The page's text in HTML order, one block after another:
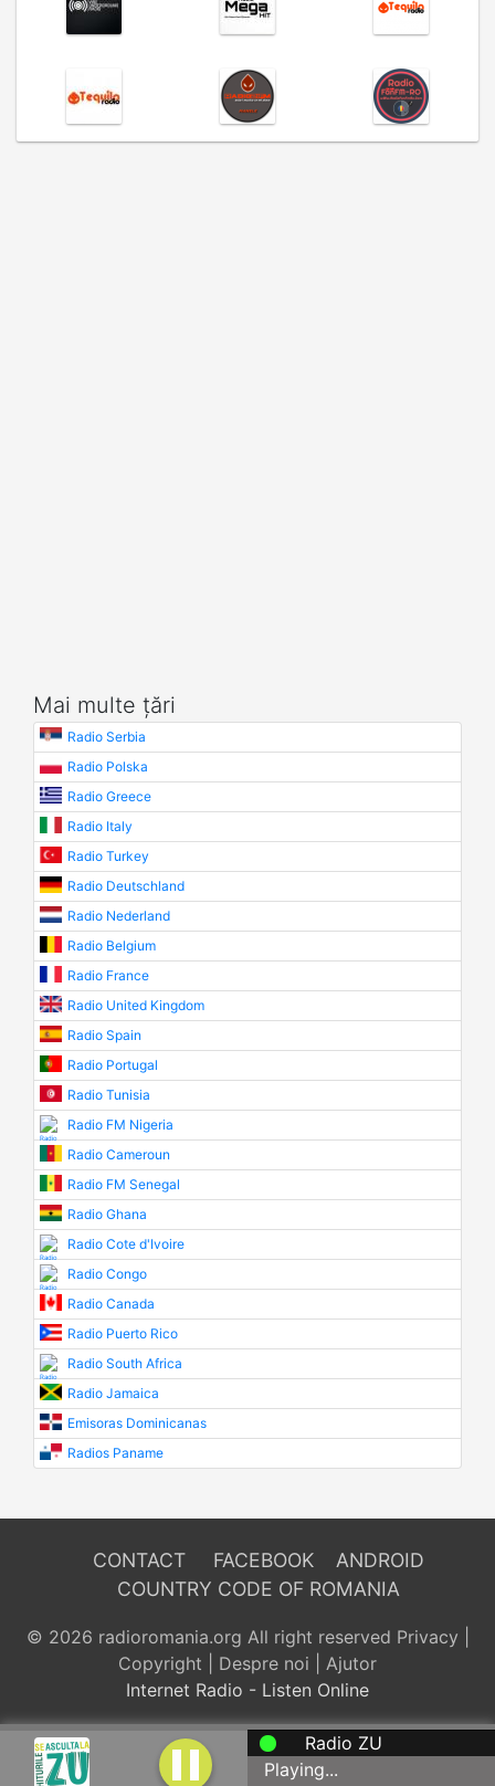
Mai multe țări
Radio Serbia
Radio Polska
Radio Greece
Radio Italy
Radio Turkey
Radio Deutschland
Radio Nederland
Radio Belgium
Radio France
Radio United Kingdom
Radio Spain
Radio Portugal
Radio Tunisia
Radio FM Nigeria
Radio Cameroun
Radio FM Senegal
Radio Ghana
Radio Cote d'Ivoire
Radio Congo
Radio Canada
Radio Puerto Rico
Radio South Africa
Radio Jamaica
Emisoras Dominicanas
Radios Paname
CONTACT FACEBOOK
ANDROID
COUNTRY CODE OF ROMANIA
© 2026 radioromania.org All right reserved Privacy
Copyright
Despre noi
Ajutor
Internet Radio - Listen Online
Radio ZU
Playing...